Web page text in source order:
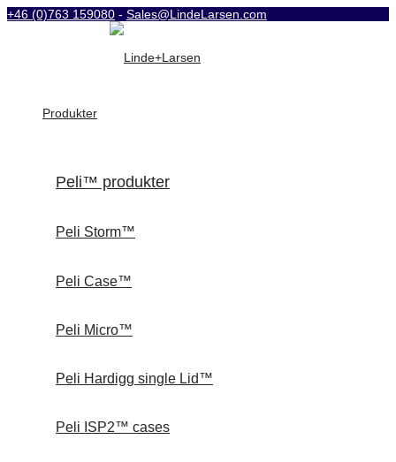
+46 (0)763 159080 - Sales@LindeLarsen.com
Produkter
Peli™ produkter
Peli Storm™
Peli Case™
Peli Micro™
Peli Hardigg single Lid™
Peli ISP2™ cases